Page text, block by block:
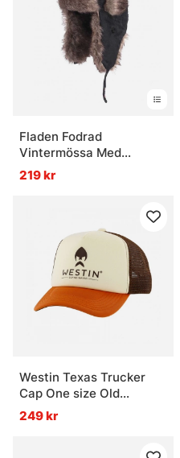
Fladen Fodrad
Vintermössa Med
Fuskpäls Svart
219 kr
Westin Texas Trucker
Cap One size Old
Fashioned
249 kr